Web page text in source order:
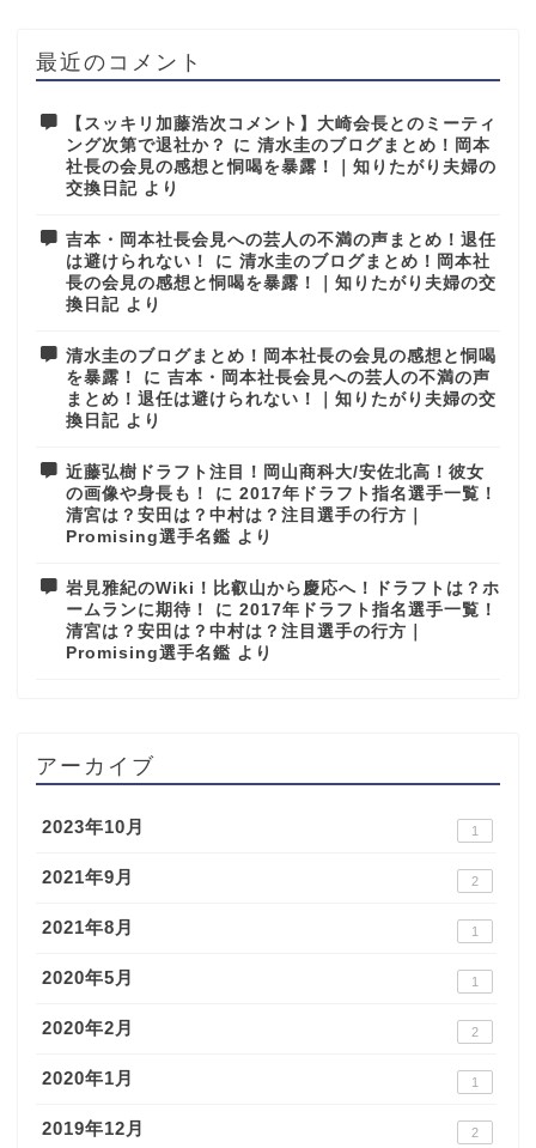
最近のコメント
【スッキリ加藤浩次コメント】大崎会長とのミーティ
ング次第で退社か？
に 清水圭のブログまとめ！岡本
社長の会見の感想と恫喝を暴露！｜知りたがり夫婦の
交換日記 より
吉本・岡本社長会見への芸人の不満の声まとめ！退任
は避けられない！
に 清水圭のブログまとめ！岡本社
長の会見の感想と恫喝を暴露！｜知りたがり夫婦の交
換日記 より
清水圭のブログまとめ！岡本社長の会見の感想と恫喝
を暴露！
に 吉本・岡本社長会見への芸人の不満の声
まとめ！退任は避けられない！｜知りたがり夫婦の交
換日記 より
近藤弘樹ドラフト注目！岡山商科大/安佐北高！彼女
の画像や身長も！
に 2017年ドラフト指名選手一覧！
清宮は？安田は？中村は？注目選手の行方｜
Promising選手名鑑 より
岩見雅紀のWiki！比叡山から慶応へ！ドラフトは？ホ
ームランに期待！
に 2017年ドラフト指名選手一覧！
清宮は？安田は？中村は？注目選手の行方｜
Promising選手名鑑 より
アーカイブ
2023年10月 1
2021年9月 2
2021年8月 1
2020年5月 1
2020年2月 2
2020年1月 1
2019年12月 2